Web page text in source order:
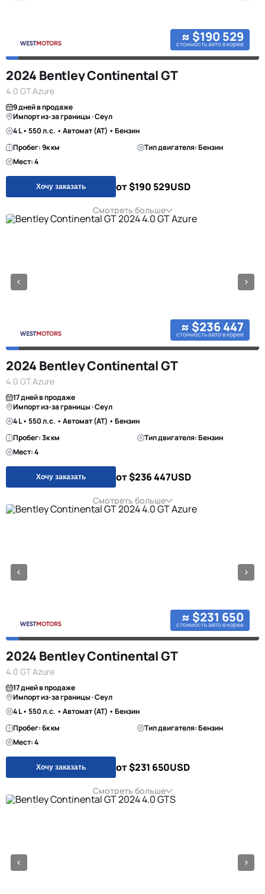
≈ $190 529
стоимость авто в корее
2024 Bentley Continental GT
4.0 GT Azure
9 дней в продаже
Импорт из-за границы · Сеул
4 L • 550 л.с. • Автомат (AT) • Бензин
Пробег: 9к км
Тип двигателя: Бензин
Мест: 4
Хочу заказать от $190 529USD
Смотреть больше
≈ $236 447
стоимость авто в корее
2024 Bentley Continental GT
4.0 GT Azure
17 дней в продаже
Импорт из-за границы · Сеул
4 L • 550 л.с. • Автомат (AT) • Бензин
Пробег: 3к км
Тип двигателя: Бензин
Мест: 4
Хочу заказать от $236 447USD
Смотреть больше
≈ $231 650
стоимость авто в корее
2024 Bentley Continental GT
4.0 GT Azure
17 дней в продаже
Импорт из-за границы · Сеул
4 L • 550 л.с. • Автомат (AT) • Бензин
Пробег: 6к км
Тип двигателя: Бензин
Мест: 4
Хочу заказать от $231 650USD
Смотреть больше